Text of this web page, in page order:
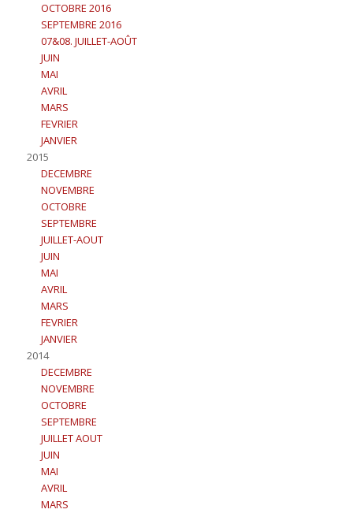
OCTOBRE 2016
SEPTEMBRE 2016
07&08. JUILLET-AOÛT
JUIN
MAI
AVRIL
MARS
FEVRIER
JANVIER
2015
DECEMBRE
NOVEMBRE
OCTOBRE
SEPTEMBRE
JUILLET-AOUT
JUIN
MAI
AVRIL
MARS
FEVRIER
JANVIER
2014
DECEMBRE
NOVEMBRE
OCTOBRE
SEPTEMBRE
JUILLET AOUT
JUIN
MAI
AVRIL
MARS